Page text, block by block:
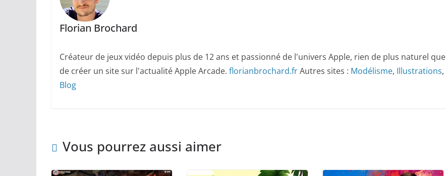
Florian Brochard
Créateur de jeux vidéo depuis plus de 12 ans et passionné de l'univers Apple, rien de plus naturel que
de créer un site sur l'actualité Apple Arcade. florianbrochard.frAutres sites : Modélisme, Illustrations,
Blog
Vous pourrez aussi aimer